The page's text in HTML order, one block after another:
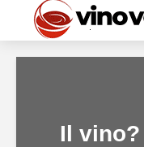
Il